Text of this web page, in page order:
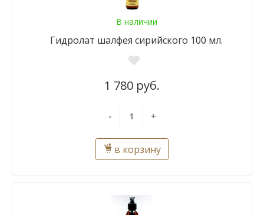
В наличии
Гидролат шалфея сирийского 100 мл.
1 780 руб.
- +
в корзину